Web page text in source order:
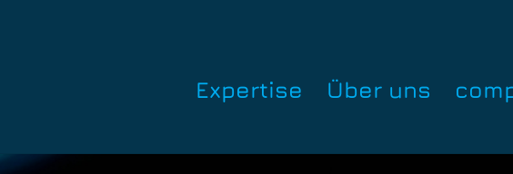
Expertise Über uns